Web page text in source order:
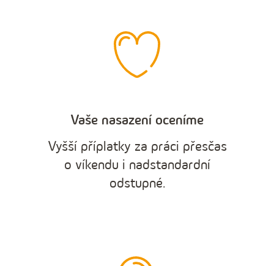
Vaše nasazení oceníme
Vyšší příplatky za práci přesčas
o víkendu i nadstandardní
odstupné.